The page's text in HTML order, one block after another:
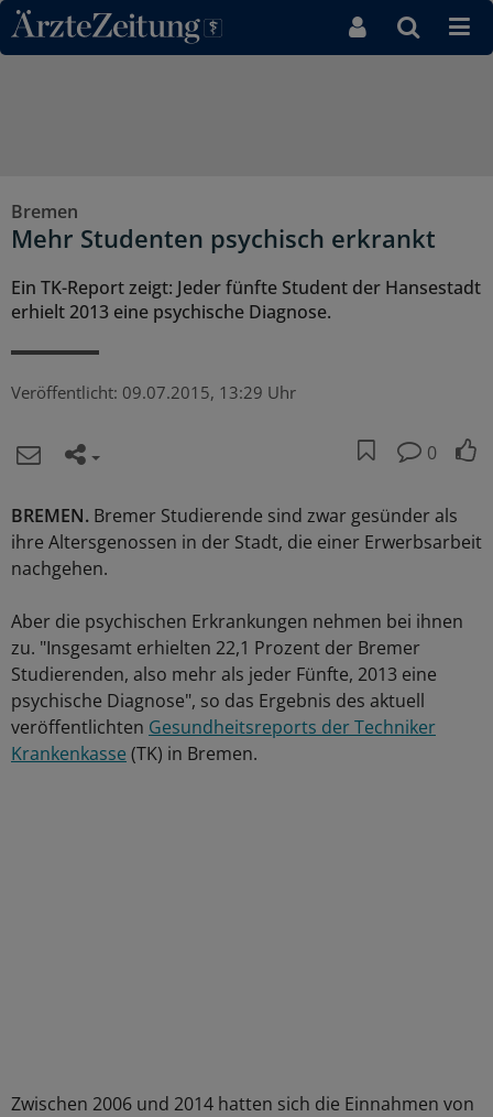
Direkt zum Inhaltsbereich
Bremen
Mehr Studenten psychisch erkrankt
Ein TK-Report zeigt: Jeder fünfte Student der Hansestadt
erhielt 2013 eine psychische Diagnose.
Veröffentlicht: 09.07.2015, 13:29 Uhr
0
BREMEN. Bremer Studierende sind zwar gesünder als
ihre Altersgenossen in der Stadt, die einer Erwerbsarbeit
nachgehen.
Aber die psychischen Erkrankungen nehmen bei ihnen
zu. "Insgesamt erhielten 22,1 Prozent der Bremer
Studierenden, also mehr als jeder Fünfte, 2013 eine
psychische Diagnose", so das Ergebnis des aktuell
veröffentlichten Gesundheitsreports der Techniker
Krankenkasse (TK) in Bremen.
Zwischen 2006 und 2014 hatten sich die Einnahmen von